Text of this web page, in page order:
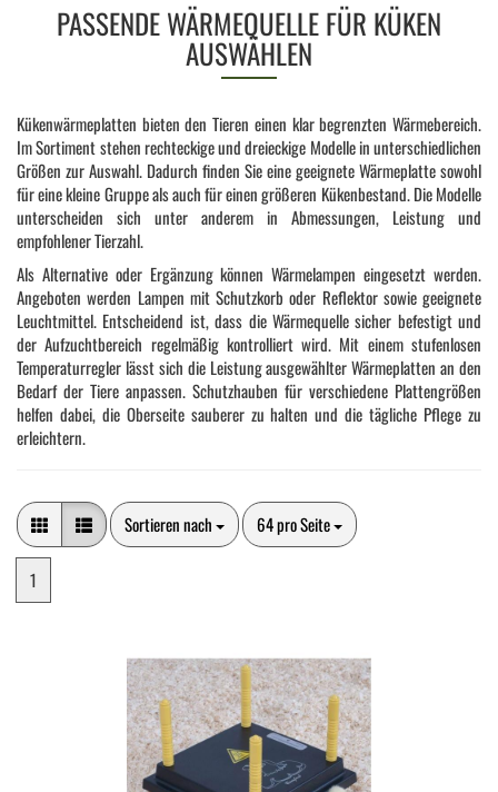
PASSENDE WÄRMEQUELLE FÜR KÜKEN
AUSWÄHLEN
Kükenwärmeplatten bieten den Tieren einen klar begrenzten Wärmebereich.
Im Sortiment stehen rechteckige und dreieckige Modelle in unterschiedlichen
Größen zur Auswahl. Dadurch finden Sie eine geeignete Wärmeplatte sowohl
für eine kleine Gruppe als auch für einen größeren Kükenbestand. Die Modelle
unterscheiden sich unter anderem in Abmessungen, Leistung und
empfohlener Tierzahl.
Als Alternative oder Ergänzung können Wärmelampen eingesetzt werden.
Angeboten werden Lampen mit Schutzkorb oder Reflektor sowie geeignete
Leuchtmittel. Entscheidend ist, dass die Wärmequelle sicher befestigt und
der Aufzuchtbereich regelmäßig kontrolliert wird. Mit einem stufenlosen
Temperaturregler lässt sich die Leistung ausgewählter Wärmeplatten an den
Bedarf der Tiere anpassen. Schutzhauben für verschiedene Plattengrößen
helfen dabei, die Oberseite sauberer zu halten und die tägliche Pflege zu
erleichtern.
Sortieren nach
Sortieren nach 64 pro Seite
pro Seite
1